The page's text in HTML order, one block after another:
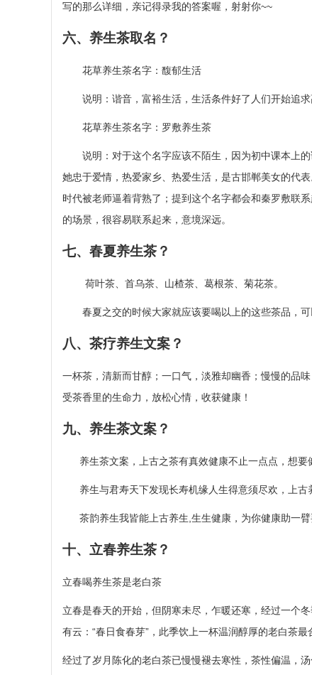
写的那么详细，亲记得录我的答案喔，射射你~~
六、养生茶取名？
花草养生茶名字：馥郁生活
说明：谐音，富裕生活，生活条件好了人们开始追求
花草养生茶名字：罗敷养生茶
说明：对于这个名字应该不陌生，因为初中课本上的
她忠于爱情，热爱家乡、热爱生活，是古邯郸美女的代
时代被老师逼着背熟了；提到这个名字都会和秦罗敷联
的场景，很容易联系起来，意境深远。
七、春夏养生茶？
荷叶茶、首乌茶、山楂茶、葛根茶、菊花茶。
春夏之交的时候大家就应该要喝以上的这些茶品，可
八、茶疗养生文案？
一杯茶，清新而甘醇；一口气，淡雅却幽香；慢慢的品
受茶香里的生命力，放松心情，收获健康！
九、养生茶文案？
养生茶文案，上古之茶有真效健康不止一点点，想要
养生与君寿天下发现长寿机缘人生得意须尽欢，上古
茶韵养生我皆能上古养生,生生健康，为你健康助一臂
十、立春养生茶？
立春喝养生茶是老白茶
立春是春天的开始，但阴寒未尽，乍暖还寒，经过一个
有云：“春日食春芽”，此季饮上一杯温润醇厚的老白茶最
经过了岁月陈化的老白茶已慢慢褪去寒性，茶性偏温，